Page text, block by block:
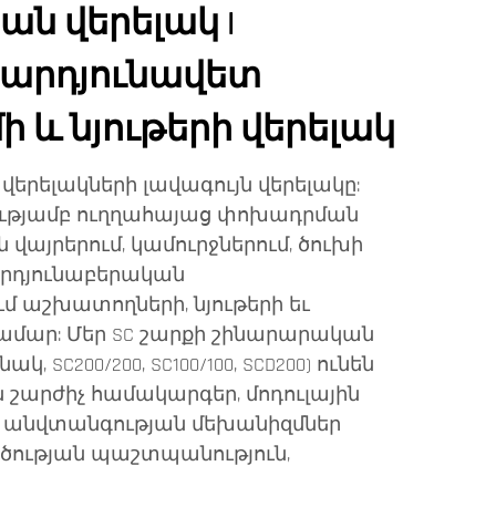
վերելակ |
նյութերի վերելակ
լավագույն վերելակը:
ուղղահայաց փոխադրման
կամուրջներում, ծուխի
աշխատողների, նյութերի եւ
Մեր SC շարքի շինարարական
SC200/200, SC100/100, SCD200) ունեն
համակարգեր, մոդուլային
մեխանիզմներ
պաշտպանություն,